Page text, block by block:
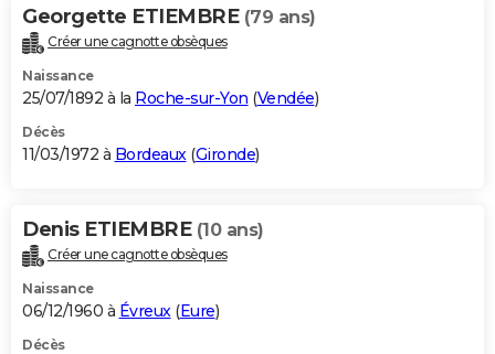
Georgette ETIEMBRE (79 ans)
Créer une cagnotte obsèques
Naissance
25/07/1892 à la Roche-sur-Yon (Vendée)
Décès
11/03/1972 à Bordeaux(Gironde)
Denis ETIEMBRE (10 ans)
Créer une cagnotte obsèques
Naissance
06/12/1960 à Évreux(Eure)
Décès